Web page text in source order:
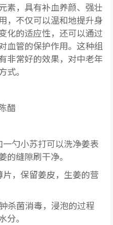
素，具有补血养颜、强壮
，不仅可以温和地提升身
化的适应性，还可以通过
血管的保护作用。这种组
非常好的效果，对中老年
。
醋
勺小苏打可以洗净姜表
的缝隙刷干净。
，保留姜皮，生姜的营
杀菌消毒，浸泡的过程
。